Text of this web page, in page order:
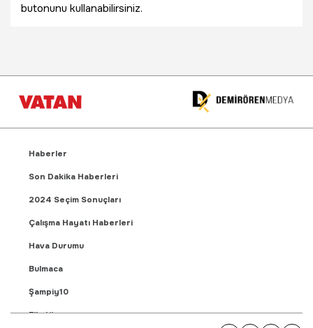
butonunu kullanabilirsiniz.
Haberler
Son Dakika Haberleri
2024 Seçim Sonuçları
Çalışma Hayatı Haberleri
Hava Durumu
Bulmaca
Şampiy10
Fikstür